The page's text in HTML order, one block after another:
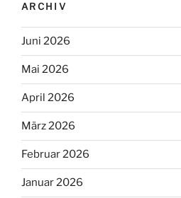
ARCHIV
Juni 2026
Mai 2026
April 2026
März 2026
Februar 2026
Januar 2026